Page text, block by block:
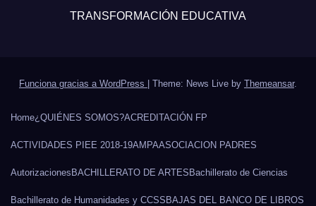
TRANSFORMACIÓN EDUCATIVA
Funciona gracias a WordPress Theme: News Live by Themeansar.
Home¿QUIÉNES SOMOS?ACREDITACIÓN FP
ACTIVIDADES PIEE 2018-19AMPAASOCIACION PADRES
Autorizaciones BACHILLERATO DE ARTES Bachillerato de Ciencias
Bachillerato de Humanidades y CCSSBAJAS DEL BANCO DE LIBROS